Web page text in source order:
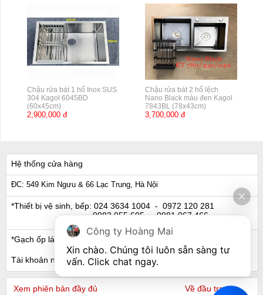
Chậu rửa bát 1 hố Inox SUS
304 Kagol 6045BD
(60x45cm)
2,900,000 đ
Chậu rửa bát 2 hố lệch
Nano Black màu đen Kagol
7843BL (78x43cm)
3,700,000 đ
Hệ thống cửa hàng
ĐC: 549 Kim Ngưu & 66 Lạc Trung, Hà Nội
*Thiết bị vệ sinh, bếp: 024 3634 1004 - 0972 120 281
0983 055 605- 0981 067 466
*Gạch ốp lát, Ngói: 024 3632 0280 - 0911 441 066
Tài khoản ngân hàng
Xem phiên bản đầy đủ Về đầu trang
Công ty Hoàng Mai
Xin chào. Chúng tôi luôn sẵn sàng tư
vấn. Click chat ngay.